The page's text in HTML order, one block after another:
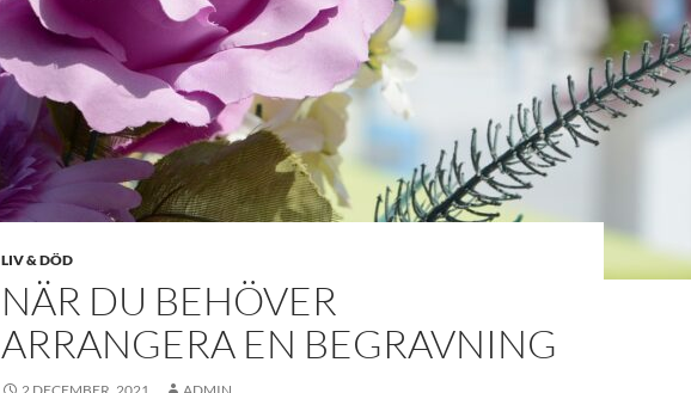
LIV & DÖD
NÄR DU BEHÖVER
ARRANGERA EN BEGRAVNING